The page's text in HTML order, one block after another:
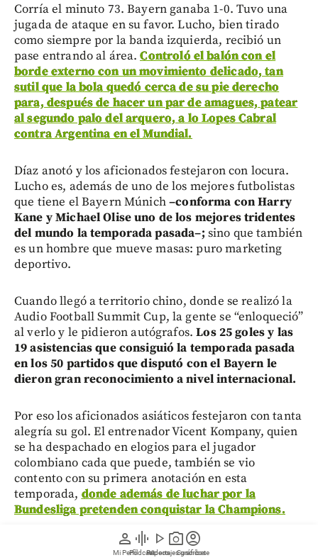
person
Mi Perfil
graphic_eq
Pódcast
play_arrow
Videos
photo_camera
Reportajes gráficos
account_circle
Suscríbete
Corría el minuto 73. Bayern ganaba 1-0. Tuvo una
jugada de ataque en su favor. Lucho, bien tirado
como siempre por la banda izquierda, recibió un
pase entrando al área.Controló el balón con el
borde externo con un movimiento delicado, tan
sutil que la bola quedó cerca de su pie derecho
para, después de hacer un par de amagues, patear
al segundo palo del arquero, a lo Lopes Cabral
contra Argentina en el Mundial.
Díaz anotó y los aficionados festejaron con locura.
Lucho es, además de uno de los mejores futbolistas
que tiene el Bayern Múnich–conforma con Harry
Kane y Michael Olise uno de los mejores tridentes
del mundo la temporada pasada–; sino que también
es un hombre que mueve masas: puro marketing
deportivo.
Cuando llegó a territorio chino, donde se realizó la
Audio Football Summit Cup, la gente se “enloqueció”
al verlo y le pidieron autógrafos.Los 25 goles y las
19 asistencias que consiguió la temporada pasada
en los 50 partidos que disputó con el Bayern le
dieron gran reconocimiento a nivel internacional.
Por eso los aficionados asiáticos festejaron con tanta
alegría su gol. El entrenador Vicent Kompany, quien
se ha despachado en elogios para el jugador
colombiano cada que puede, también se vio
contento con su primera anotación en esta
temporada, donde además de luchar por la
Bundesliga pretenden conquistar la Champions.